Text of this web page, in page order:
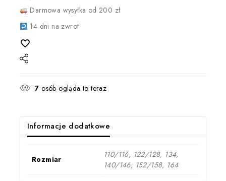
Darmowa wysyłka od 200 zł
14 dni na zwrot
7 osób ogląda to teraz
Informacje dodatkowe
Rozmiar
110/116, 122/128, 134,
140/146, 152/158, 164